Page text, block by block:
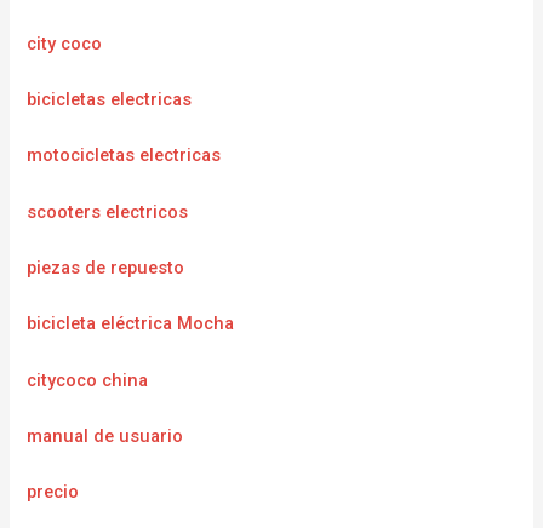
city coco
bicicletas electricas
motocicletas electricas
scooters electricos
piezas de repuesto
bicicleta eléctrica Mocha
citycoco china
manual de usuario
precio